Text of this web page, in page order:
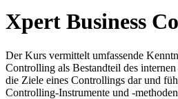
Xpert Business
Der Kurs vermittelt umfassende
Controlling als Bestandteil des
die Ziele eines Controllings dar und
Controlling-Instrumente und -